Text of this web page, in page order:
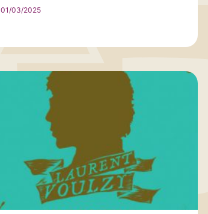
01/03/2025